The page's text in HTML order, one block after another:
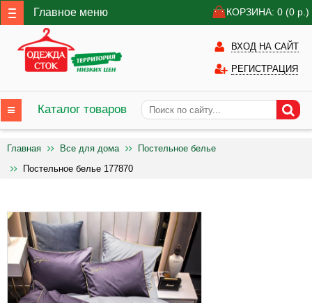
Главное меню КОРЗИНА: 0 (0 р.)
ВХОД НА САЙТ
РЕГИСТРАЦИЯ
Каталог товаров
Главная Все для дома
Постельное белье
Постельное белье 177870